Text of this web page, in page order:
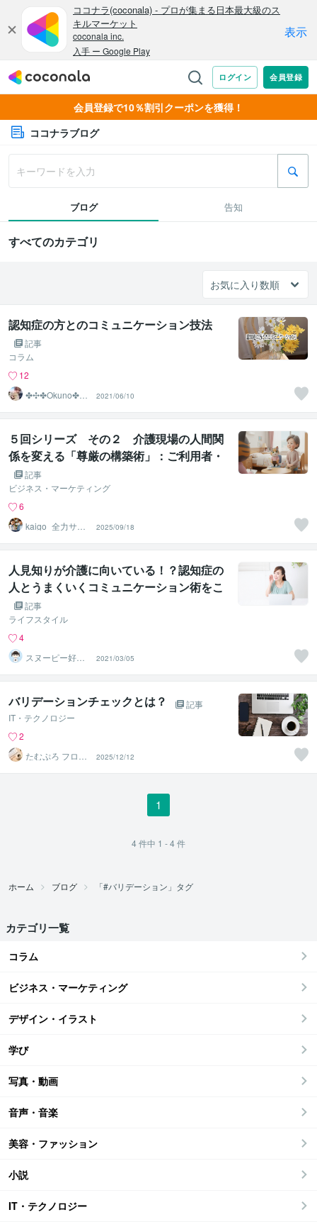
会員登録で10％割引クーポンを獲得！
ココナラブログ
ブログ 告知
すべてのカテゴリ
認知症の方とのコミュニケーション技法
記事
コラム
12
✤✣✤Okuno✤✣
2021/06/10
５回シリーズ その２ 介護現場の人間関
係を変える「尊厳の構築術」：ご利用者・
ご家族・職員と共に創る、満足度の高いコ
ミュニケーション
記事
ビジネス・マーケティング
6
kaigo_全力サポ
ート
2025/09/18
人見知りが介護に向いている！？認知症の
人とうまくいくコミュニケーション術をこ
こだけ教えます
記事
ライフスタイル
4
スヌーピー好き
介護福祉士
2021/03/05
バリデーションチェックとは？
記事
IT・テクノロジー
2
たむぷろ フロン
トエンジニア
2025/12/12
1
4件中 1 - 4件
ホーム ブログ 「#バリデーション」タグ
カテゴリ一覧
コラム
ビジネス・マーケティング
デザイン・イラスト
学び
写真・動画
音声・音楽
美容・ファッション
小説
IT・テクノロジー